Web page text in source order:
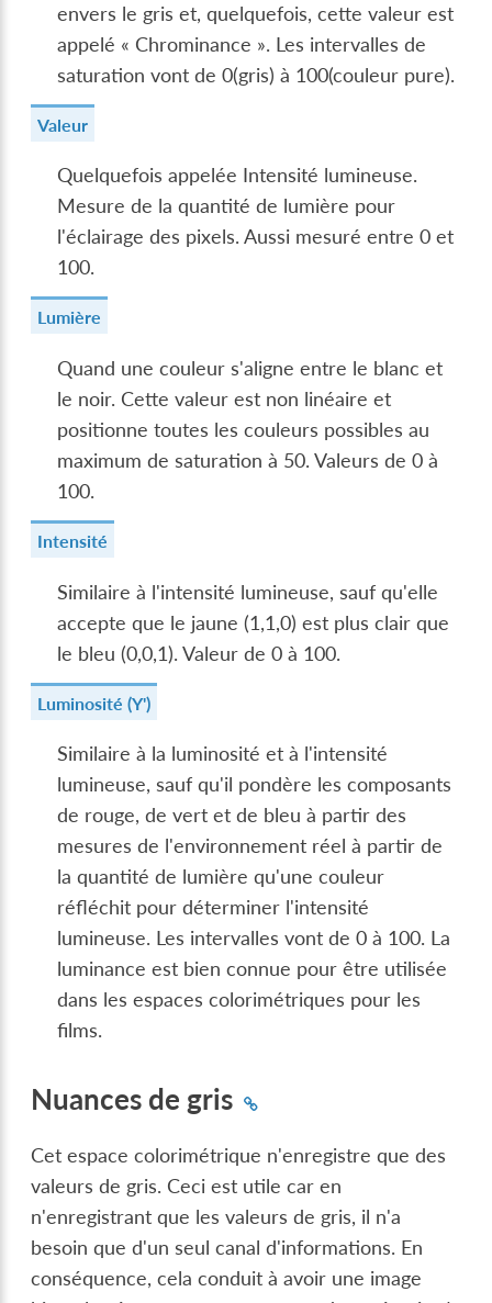
envers le gris et, quelquefois, cette valeur est
appelé « Chrominance ». Les intervalles de
saturation vont de 0(gris) à 100(couleur pure).
Valeur
Quelquefois appelée Intensité lumineuse.
Mesure de la quantité de lumière pour
l'éclairage des pixels. Aussi mesuré entre 0 et
100.
Lumière
Quand une couleur s'aligne entre le blanc et
le noir. Cette valeur est non linéaire et
positionne toutes les couleurs possibles au
maximum de saturation à 50. Valeurs de 0 à
100.
Intensité
Similaire à l'intensité lumineuse, sauf qu'elle
accepte que le jaune (1,1,0) est plus clair que
le bleu (0,0,1). Valeur de 0 à 100.
Luminosité (Y')
Similaire à la luminosité et à l'intensité
lumineuse, sauf qu'il pondère les composants
de rouge, de vert et de bleu à partir des
mesures de l'environnement réel à partir de
la quantité de lumière qu'une couleur
réfléchit pour déterminer l'intensité
lumineuse. Les intervalles vont de 0 à 100. La
luminance est bien connue pour être utilisée
dans les espaces colorimétriques pour les
films.
Nuances de gris
Cet espace colorimétrique n'enregistre que des
valeurs de gris. Ceci est utile car en
n'enregistrant que les valeurs de gris, il n'a
besoin que d'un seul canal d'informations. En
conséquence, cela conduit à avoir une image